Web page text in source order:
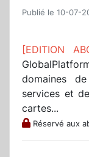
Publié le 10-07-
[EDITION
domaines
services et
cartes...
Réservé aux